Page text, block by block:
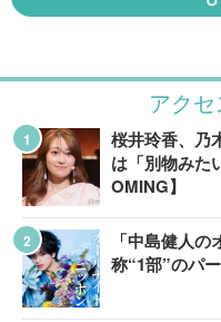
アク
桜井玲香、乃
は「別物みた
OMING】
「中島健人
称“1部”のパ